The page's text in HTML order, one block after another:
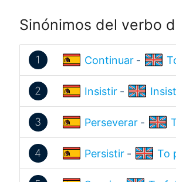
Sinónimos del verbo
1 Continuar -
2 Insistir - Insist
3 Perseverar -
4 Persistir - To